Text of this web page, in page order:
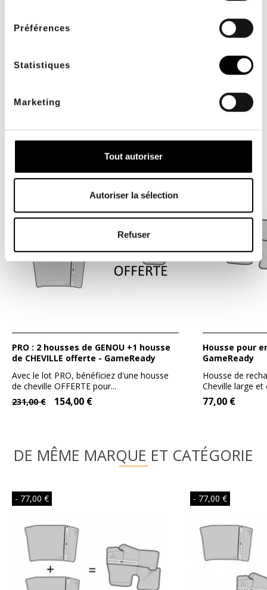
Préférences
Statistiques
Marketing
Tout autoriser
Autoriser la sélection
Refuser
Enveloppe de jambe entière -
accessoires pour l'appareil GAMEREADY....
VOUS AIMEREZAUSSI
- 77,00 €
PRO : 2 housses de GENOU +1 housse
de CHEVILLE offerte - GameReady
Avec le lot PRO, bénéficiez d'une housse
de cheville OFFERTE pour...
231,00 €
154,00 €
Housse pour enveloppe Cheville -
GameReady
Housse de
Cheville large et
77,00 €
DE MÊME MARQUE ET CATÉGORIE
- 77,00 € - 77,00 €